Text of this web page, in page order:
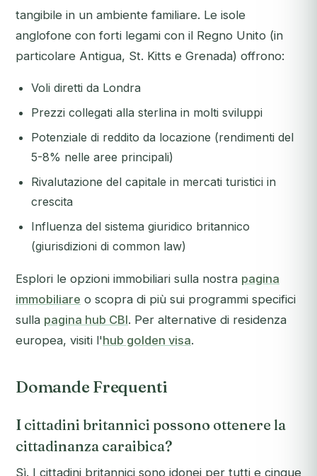
tangibile in un ambiente familiare. Le isole
anglofone con forti legami con il Regno Unito (in
particolare Antigua, St. Kitts e Grenada) offrono:
Voli diretti da Londra
Prezzi collegati alla sterlina in molti sviluppi
Potenziale di reddito da locazione (rendimenti del
5-8% nelle aree principali)
Rivalutazione del capitale in mercati turistici in
crescita
Influenza del sistema giuridico britannico
(giurisdizioni di common law)
Esplori le opzioni immobiliari sulla nostra pagina
immobiliare o scopra di più sui programmi specifici
sulla pagina hub CBI. Per alternative di residenza
europea, visiti l'hub golden visa.
Domande Frequenti
I cittadini britannici possono ottenere la
cittadinanza caraibica?
Sì. I cittadini britannici sono idonei per tutti e cinque